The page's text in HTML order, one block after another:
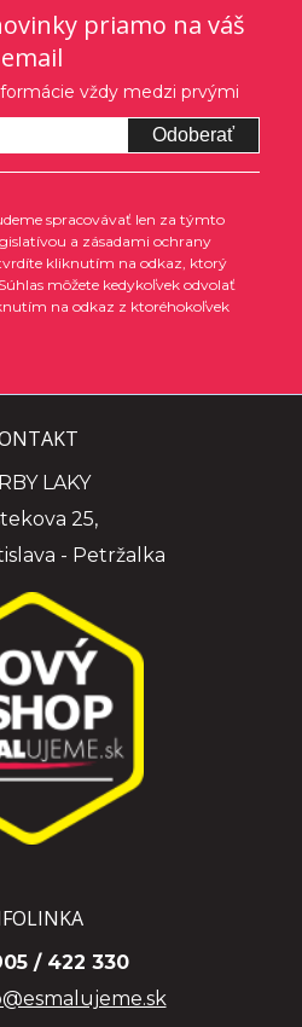
priamo na váš
email
vždy medzi prvými
Odoberať
spracovávať len za týmto
a zásadami ochrany
kliknutím na odkaz, ktorý
môžete kedykoľvek odvolať
na odkaz z ktoréhokoľvek
LAKY
25,
- Petržalka
/ 422 330